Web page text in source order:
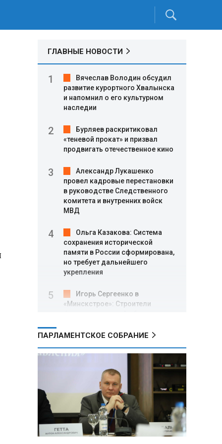
ГЛАВНЫЕ НОВОСТИ
Вячеслав Володин обсудил
развитие курортного Хвалынска
и напомнил о его культурном
наследии
Бурляев раскритиковал
«теневой прокат» и призвал
продвигать отечественное кино
Александр Лукашенко
провел кадровые перестановки
в руководстве Следственного
комитета и внутренних войск
МВД
Ольга Казакова: Система
сохранения исторической
памяти в России сформирована,
но требует дальнейшего
укрепления
Игорь Сергеенко в
«Минскстрое»: Строители
в улучшении охраны труда
МИД РФ: Поездка
Зеленского в США не принесла
ожидаемых результатов
Белорусские школьники
собрали первые «космические»
томаты из семян, побывавших
на орбите
ПАРЛАМЕНТСКОЕ СОБРАНИЕ